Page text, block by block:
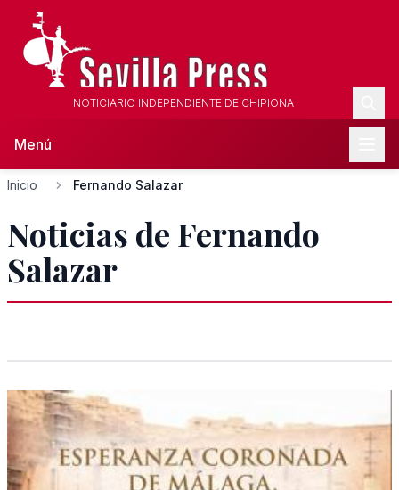
NOTICIARIO INDEPENDIENTE DE CHIPIONA
Menú
Inicio Fernando Salazar
Noticias de Fernando
Salazar